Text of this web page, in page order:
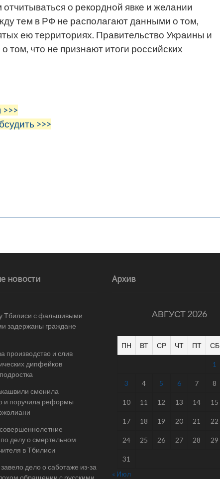
о рекордной явке и желании
тем в РФ не располагают данными о том,
ею территориях. Правительство Украины и
том, что не признают итоги российских
>>>
новости
Тбилиси с фальшивыми
задержаны граждане
производство и слив
дипфейков
сменила
и поручила реформы
делу о смертельном
в Тбилиси
дело о саботаже из-за
обращении с русскими
Архив
АВГУСТ 2026
ПН ВТ СР ЧТ ПТ СБ
1
3 4 5 6 7 8
10 11 12 13 14 15
17 18 19 20 21 22
24 25 26 27 28 29
31
« Июл